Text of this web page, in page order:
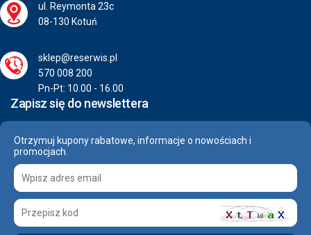
ul. Reymonta 23c
08-130 Kotuń
sklep@reserwis.pl
570 008 200
Pn-Pt: 10.00 - 16.00
Zapisz się do newslettera
Otrzymuj kupony rabatowe, informacje o nowościach i
promocjach.